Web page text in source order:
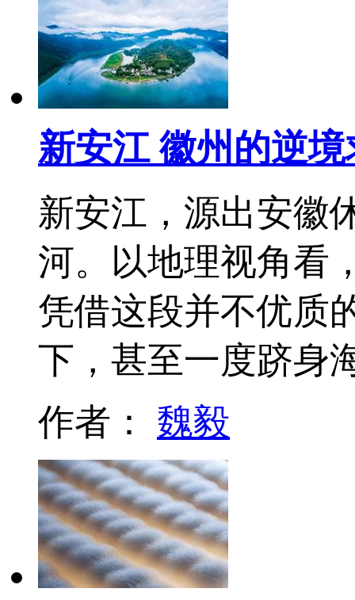
新安江 徽州的逆
新安江，源出安徽
河。以地理视角看
凭借这段并不优质
下，甚至一度跻
作者： 魏毅